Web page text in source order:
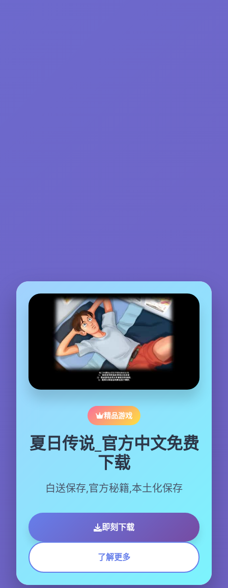
精品游戏
夏日传说_官方中文免费
下载
白送保存,官方秘籍,本土化保存
即刻下载
了解更多